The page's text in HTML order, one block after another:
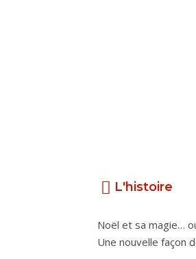
L'histoire
Noël et sa magie…
Une nouvelle façon